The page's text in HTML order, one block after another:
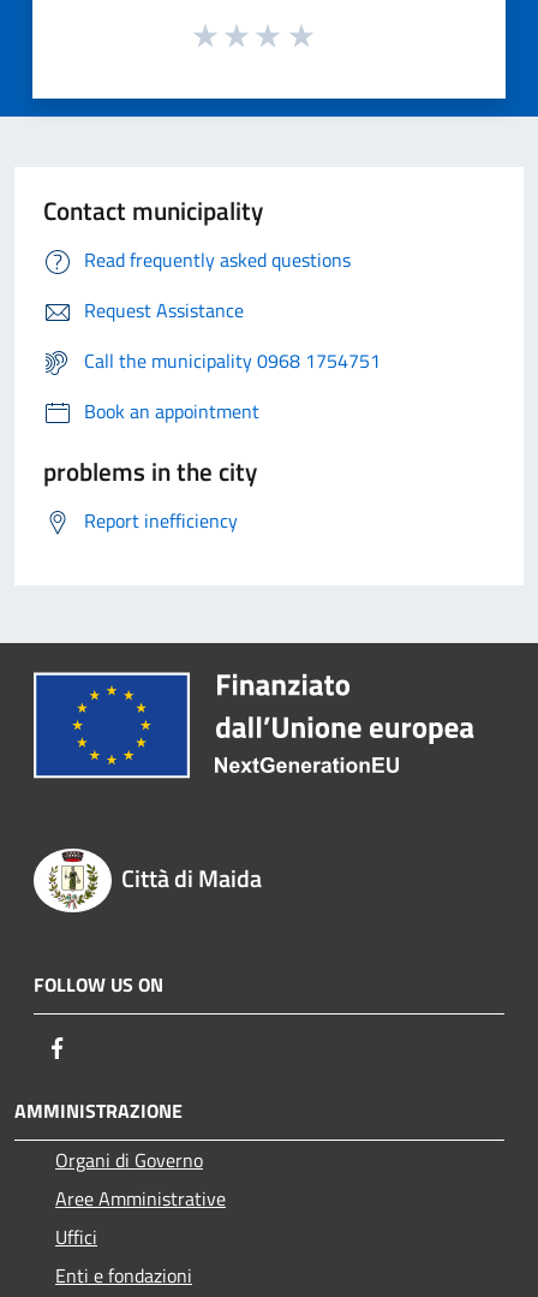
Contact municipality
Read frequently asked questions
Request Assistance
Call the municipality 0968 1754751
Book an appointment
problems in the city
Report inefficiency
Città di Maida
FOLLOW US ON
AMMINISTRAZIONE
Organi di Governo
Aree Amministrative
Uffici
Enti e fondazioni